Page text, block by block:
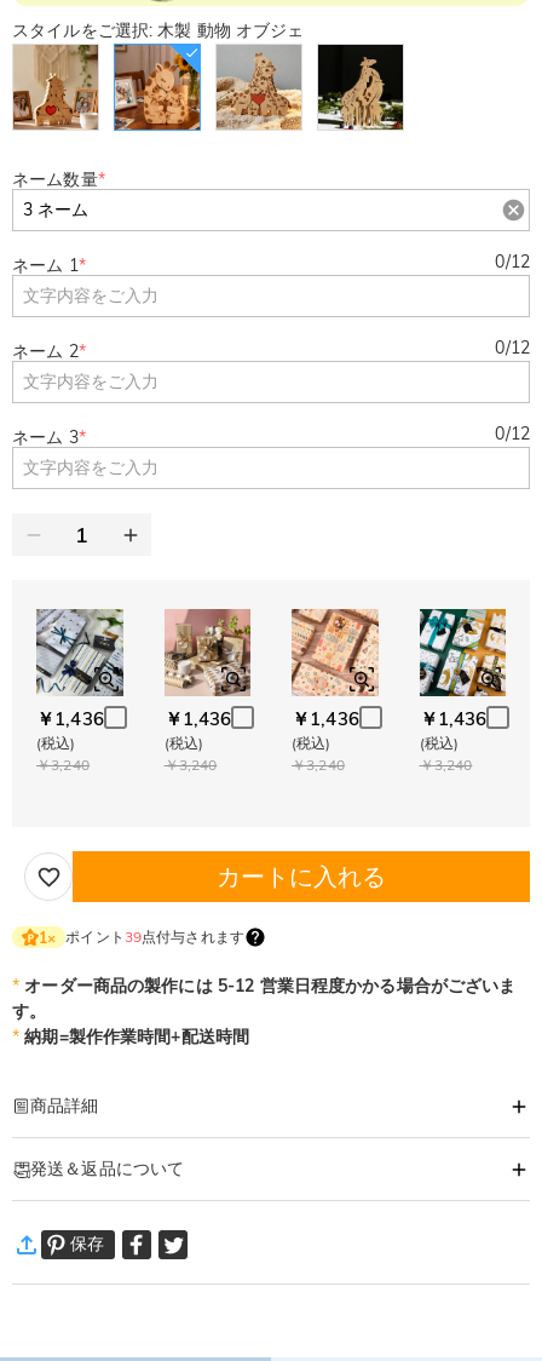
スタイルをご選択: 木製 動物 オブジェ
ネーム数量*
ネーム 1* 0/12
ネーム 2* 0/12
ネーム 3* 0/12
￥1,436
(税込)
￥3,240
￥1,436
(税込)
￥3,240
￥1,436
(税込)
￥3,240
￥1,436
(税込)
￥3,240
カートに入れる
1× ポイント 39点付与されます
* オーダー商品の製作には 5-12 営業日程度かかる場合がございま
す。
* 納期=製作作業時間+配送時間
商品詳細
家族の穏やかで温かい絆に勝るものはありません。
こちらの動物デザイン木製パズルは、その愛のつながりをそのまま形にしまし
た。
優しい曲線のデザインに、家族一人ひとりの名前を刻印可能。
インテリアとして飾るだけでなく、愛や笑い、団らんの思い出を込めた「家そ
発送＆返品について
万一、ご注文商品にご満足いただけない場合は、商品が到着後60日
保存